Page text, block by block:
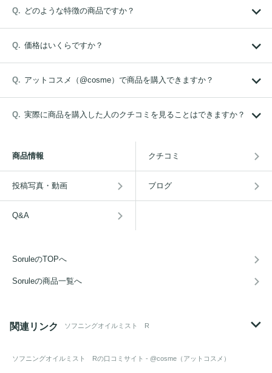
どのような特徴の商品ですか？
価格はいくらですか？
アットコスメ（@cosme）で商品を購入できますか？
実際に商品を購入した人のクチコミを見ることはできますか？
商品情報 クチコミ
投稿写真・動画 ブログ
Q&A
SoruleのTOPへ
Soruleの商品一覧へ
関連リンク ソフニングオイルミスト R
ソフニングオイルミスト Rの口コミサイト - @cosme（アットコスメ）